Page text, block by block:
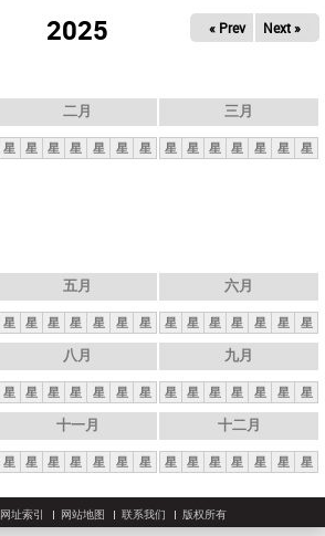
2025 « Prev Next »
二月
星 星 星 星 星 星 星
三月
星 星 星 星 星 星 星
五月
星 星 星 星 星 星 星
六月
星 星 星 星 星 星 星
八月
星 星 星 星 星 星 星
九月
星 星 星 星 星 星 星
十一月
星 星 星 星 星 星 星
十二月
星 星 星 星 星 星 星
网址索引 网站地图 联系我们 版权所有